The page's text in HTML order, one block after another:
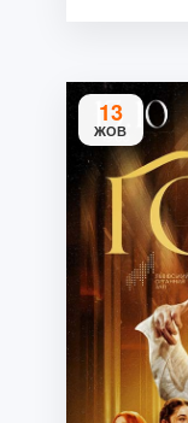
13
ЖОВ